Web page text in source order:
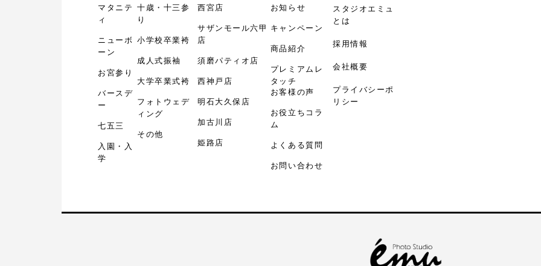
マタニテ
ィ
ニューボ
ーン
お宮参り
バースデ
ー
七五三
入園・入
学
十歳・十三参
り
小学校卒業袴
成人式振袖
大学卒業式袴
フォトウェデ
ィング
その他
西宮店
サザンモール六甲
店
須磨パティオ店
西神戸店
明石大久保店
加古川店
姫路店
お知らせ
キャンペーン
商品紹介
プレミアムレ
タッチ
お客様の声
お役立ちコラ
ム
よくある質問
お問い合わせ
スタジオエミュ
とは
採用情報
会社概要
プライバシーポ
リシー